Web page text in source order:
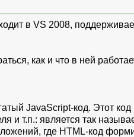
в VS 2008,
как и что в ней
JavaScript-код. Этот
и т.п.: является так
где HTML-код